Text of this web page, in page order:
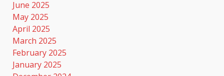
June 2025
May 2025
April 2025
March 2025
February 2025
January 2025